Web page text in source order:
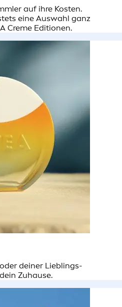
auf ihre Kosten.
eine Auswahl ganz
Creme Editionen.
deiner Lieblings-
Zuhause.